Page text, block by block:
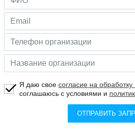
Я даю своесогласие на
соглашаюсь с условиями и
ОТПРАВИТЬ